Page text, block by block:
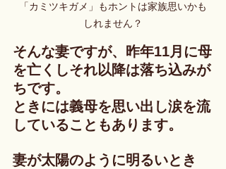
「カミツキガメ」もホントは家族思いかも
しれません？
そんな妻ですが、昨年11月に母
を亡くしそれ以降は落ち込みが
ちです。
ときには義母を思い出し涙を流
していることもあります。
妻が太陽のように明るいとき